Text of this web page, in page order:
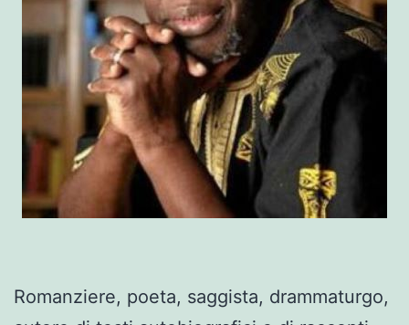
Romanziere, poeta, saggista, drammaturgo,